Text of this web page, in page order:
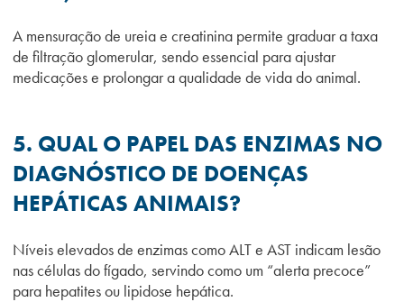
A mensuração de ureia e creatinina permite graduar a taxa
de filtração glomerular, sendo essencial para ajustar
medicações e prolongar a qualidade de vida do animal.
5. QUAL O PAPEL DAS ENZIMAS NO
DIAGNÓSTICO DE DOENÇAS
HEPÁTICAS ANIMAIS?
Níveis elevados de enzimas como ALT e AST indicam lesão
nas células do fígado, servindo como um “alerta precoce”
para hepatites ou lipidose hepática.